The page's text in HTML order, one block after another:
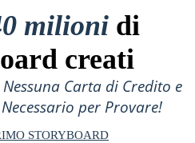
milioni di
creati
Carta di Credito e
per Provare!
STORYBOARD